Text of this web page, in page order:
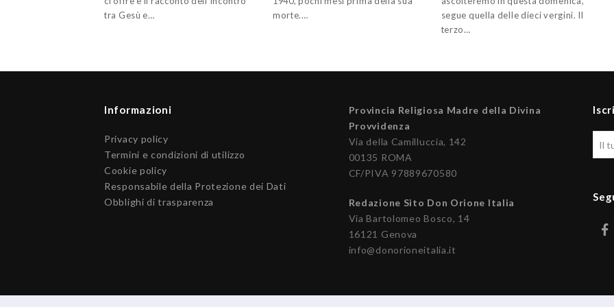
tra Gesù e…
morte.…
segue quella delle dieci vergini. Il
terzo…
Informazioni
Privacy policy
Termini e condizioni di utilizzo
Cookie policy
Responsabile della Protezione dei Dati
Obblighi di trasparenza
Provincia Religiosa Madre della Divina
Provvidenza
Via della Camilluccia, 142
00135 ROMA
CF/PIVA 97889670580
Redazione Sito Don Orione Italia
Via Bartolomeo Bosco, 14
16121 Genova
info@donorioneitalia.it